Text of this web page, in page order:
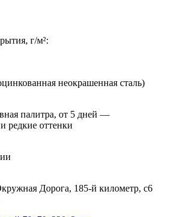
г/м²:
неокрашенная сталь)
палитра, от 5 дней —
редкие оттенки
Дорога, 185-й километр, с6